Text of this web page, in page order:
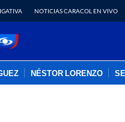
NOTICIAS CARACOL EN VIVO
NÉSTOR LORENZO